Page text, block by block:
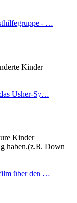
- …
Kinder
Usher-Sy…
Kinder
haben.(z.B. Down
über den …